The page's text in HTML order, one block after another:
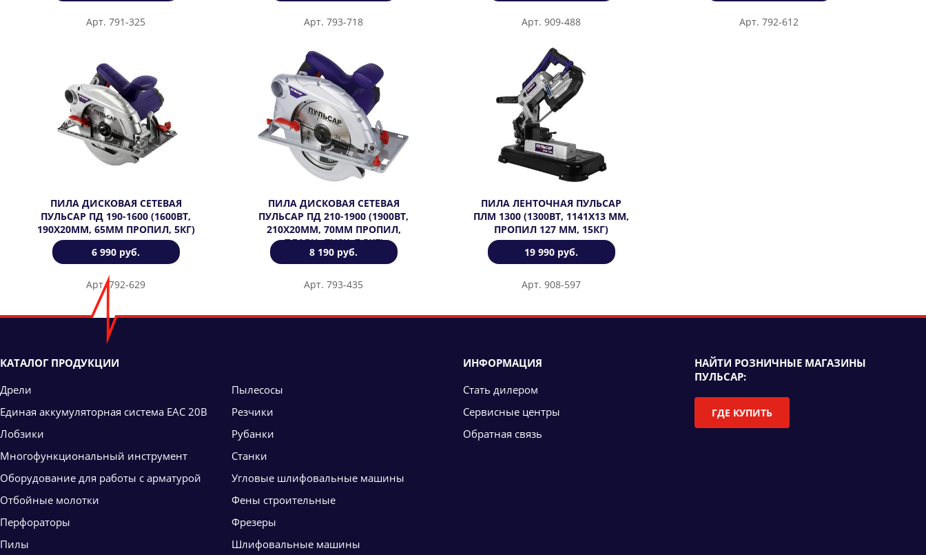
Арт. 791-325 Арт. 793-718 Арт. 909-488 Арт. 792-612
ПИЛА ДИСКОВАЯ СЕТЕВАЯ
ПУЛЬСАР ПД 190-1600 (1600ВТ,
190Х20ММ, 65ММ ПРОПИЛ, 5КГ)
6 990 руб.
Арт. 792-629
ПИЛА ДИСКОВАЯ СЕТЕВАЯ
ПУЛЬСАР ПД 210-1900 (1900ВТ,
210Х20ММ, 70ММ ПРОПИЛ,
ПЛАВН. ПУСК, 7,5КГ)
8 190 руб.
Арт. 793-435
ПИЛА ЛЕНТОЧНАЯ ПУЛЬСАР
ПЛM 1300 (1300ВТ, 1141Х13 ММ,
ПРОПИЛ 127 ММ, 15КГ)
19 990 руб.
Арт. 908-597
КАТАЛОГ ПРОДУКЦИИ
Дрели
Единая аккумуляторная система ЕАС 20В
Лобзики
Многофункциональный инструмент
Оборудование для работы с арматурой
Отбойные молотки
Перфораторы
Пилы
Пылесосы
Резчики
Рубанки
Станки
Угловые шлифовальные машины
Фены строительные
Фрезеры
Шлифовальные машины
ИНФОРМАЦИЯ
Стать дилером
Сервисные центры
Обратная связь
НАЙТИ РОЗНИЧНЫЕ МАГАЗИНЫ
ПУЛЬСАР:
ГДЕ КУПИТЬ